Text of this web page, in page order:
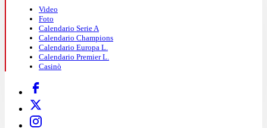
Video
Foto
Calendario Serie A
Calendario Champions
Calendario Europa L.
Calendario Premier L.
Casinò